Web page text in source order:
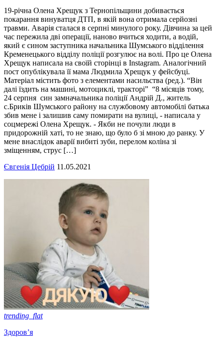
19-річна Олена Хрещук з Тернопільщини добивається
покарання винуватця ДТП, в якій вона отримала серйозні
травми. Аварія сталася в серпні минулого року. Дівчина за цей
час пережила дві операції, наново вчиться ходити, а водій,
який є сином заступника начальника Шумського відділення
Кременецького відділу поліції розгулює на волі. Про це Олена
Хрещук написала на своїй сторінці в Instagram. Аналогічний
пост опублікувала її мама Людмила Хрещук у фейсбуці.
Матеріал містить фото з елементами насильства (ред.). “Він
далі їздить на машині, мотоциклі, тракторі” “8 місяців тому,
24 серпня син замначальника поліції Андрій Д., житель
с.Бриків Шумського району на службовому автомобілі батька
збив мене і залишив саму помирати на вулиці, - написала у
соцмережі Олена Хрещук. - Якби не почули люди в
придорожній хаті, то не знаю, що було б зі мною до ранку. У
мене внаслідок аварії вибиті зуби, перелом коліна зі
зміщенням, струс […]
Євгенія Цебрій 11.05.2021
trending_flat
Здоров’я